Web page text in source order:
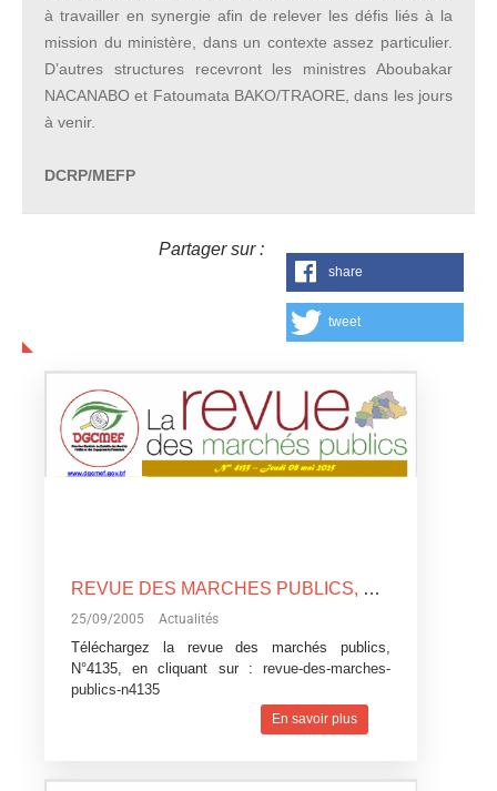
à travailler en synergie afin de relever les défis liés à la
mission du ministère, dans un contexte assez particulier.
D’autres structures recevront les ministres Aboubakar
NACANABO et Fatoumata BAKO/TRAORE, dans les jours
à venir.
DCRP/MEFP
Partager sur :
share
tweet
REVUE DES MARCHES PUBLICS, N°4135
25/09/2005 Actualités
Téléchargez la revue des marchés publics,
N°4135, en cliquant sur : revue-des-marches-
publics-n4135
En savoir plus